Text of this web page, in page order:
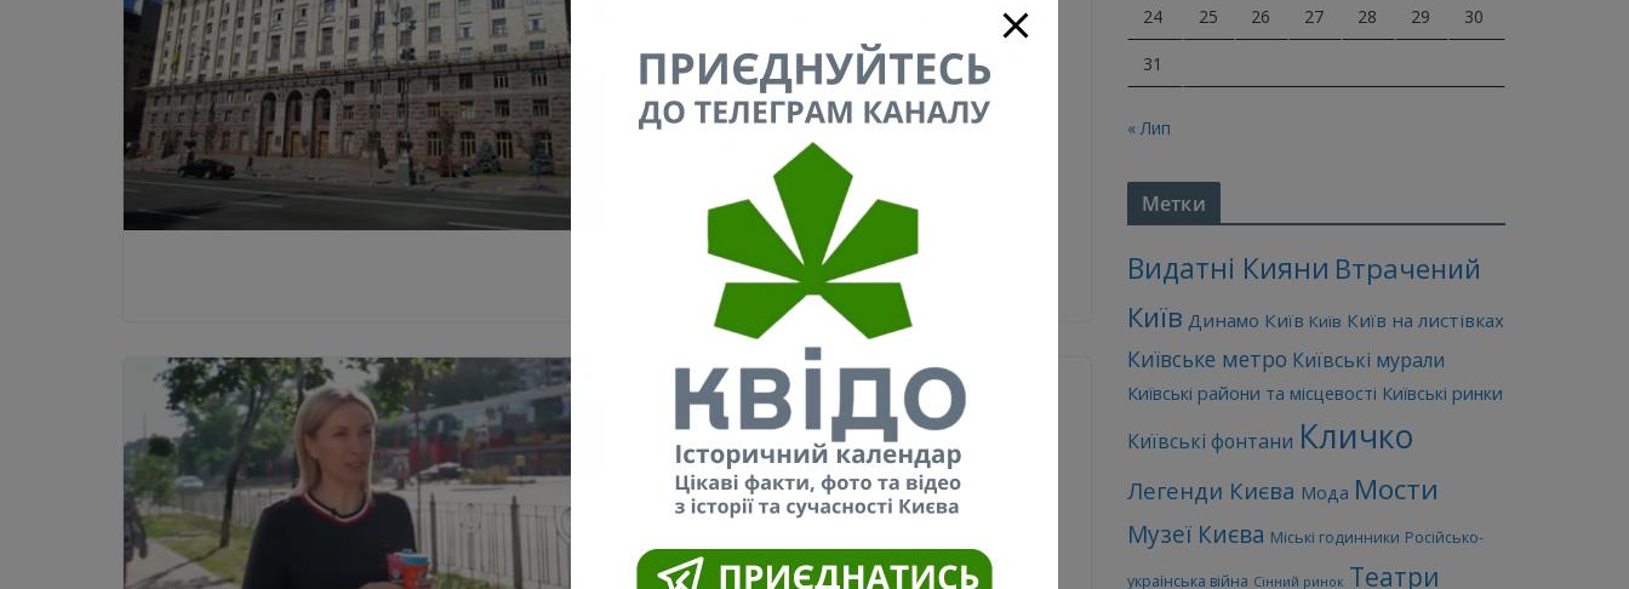
Вибори мера Києва: у трійці лідерів
Кличко, Пальчевський та Попов –
опитування
Якби найближчим часом проходили вибори
Київського міського голови, найбільшу підтримку
виборців на них отримав би чинний мер Віталій
Кличко, далі
Верещук показала свій київський
ранок. Відео
13.08.2020 0
прогулялася ранковою столицею. Свою прогулянку
24 25 26 27 28 29 30
31
« Лип
Метки
Видатні Кияни Втрачений
Київ Динамо Київ Київ Київ на листівках
Київське метро Київські мурали
Київські райони та місцевості Київські ринки
Київські фонтани Кличко
Легенди Києва Мода Мости
Музеї Києва Міські годинники Російсько-
українська війна Сінний ринок Театри